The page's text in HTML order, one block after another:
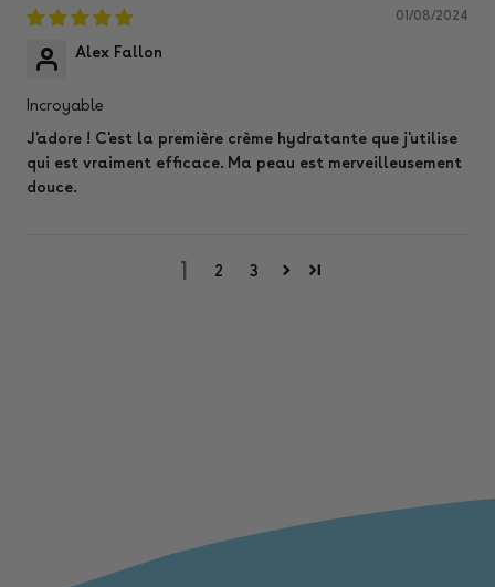
01/08/2024
Alex Fallon
Incroyable
J'adore ! C'est la première crème hydratante que j'utilise
qui est vraiment efficace. Ma peau est merveilleusement
douce.
1 2 3